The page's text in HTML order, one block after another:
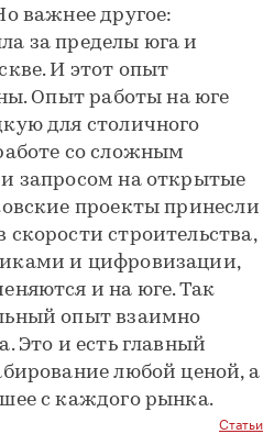
важнее другое:
за пределы юга и
И этот опыт
Опыт работы на юге
для столичного
со сложным
запросом на открытые
проекты принесли
строительства,
и цифровизации,
и на юге. Так
опыт взаимно
Это и есть главный
любой ценой, а
с каждого рынка.
Статьи